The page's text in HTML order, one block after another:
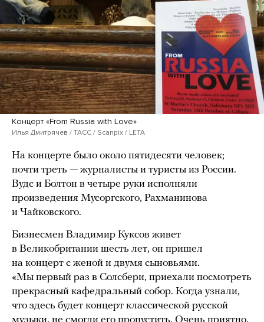
Концерт «From Russia with Love»
Илья Дмитрячев / ТАСС / Scanpix / LETA
На концерте было около пятидесяти человек;
почти треть — журналисты и туристы из России.
Вудс и Болтон в четыре руки исполняли
произведения Мусоргского, Рахманинова
и Чайковского.
Бизнесмен Владимир Куксов живет
в Великобритании шесть лет, он пришел
на концерт с женой и двумя сыновьями.
«Мы первый раз в Солсбери, приехали посмотреть
прекрасный кафедральный собор. Когда узнали,
что здесь будет концерт классической русской